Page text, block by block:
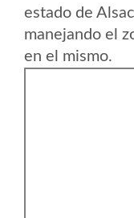
estado de
manejando el
en el mismo.